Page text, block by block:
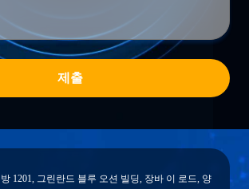
제출
방 1201, 그린란드 블루 오션 빌딩, 장바 이 로드, 양